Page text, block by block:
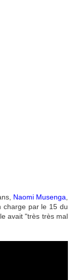
Naomi Musenga
charge par le 15 du
avait "très très mal